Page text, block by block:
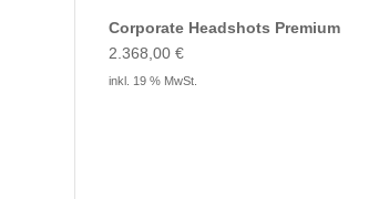
Corporate Headshots Premium
2.368,00 €
inkl. 19 % MwSt.